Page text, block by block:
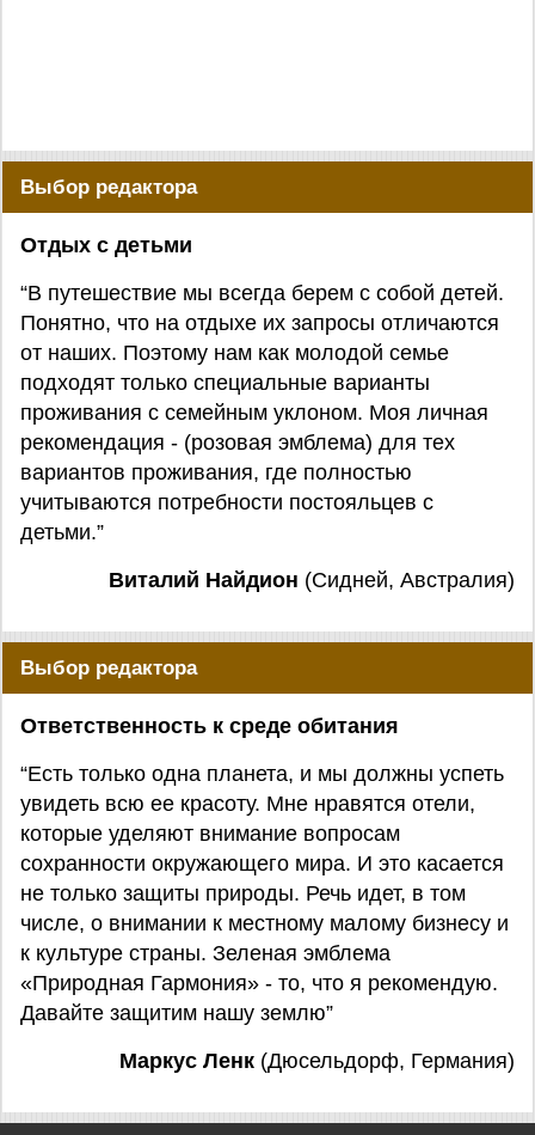
Выбор редактора
Отдых с детьми
“В путешествие мы всегда берем с собой детей.
Понятно, что на отдыхе их запросы отличаются
от наших. Поэтому нам как молодой семье
подходят только специальные варианты
проживания с семейным уклоном. Моя личная
рекомендация - (розовая эмблема) для тех
вариантов проживания, где полностью
учитываются потребности постояльцев с
детьми.”
Виталий Найдион (Сидней, Австралия)
Выбор редактора
Ответственность к среде обитания
“Есть только одна планета, и мы должны успеть
увидеть всю ее красоту. Мне нравятся отели,
которые уделяют внимание вопросам
сохранности окружающего мира. И это касается
не только защиты природы. Речь идет, в том
числе, о внимании к местному малому бизнесу и
к культуре страны. Зеленая эмблема
«Природная Гармония» - то, что я рекомендую.
Давайте защитим нашу землю”
Маркус Ленк (Дюсельдорф, Германия)